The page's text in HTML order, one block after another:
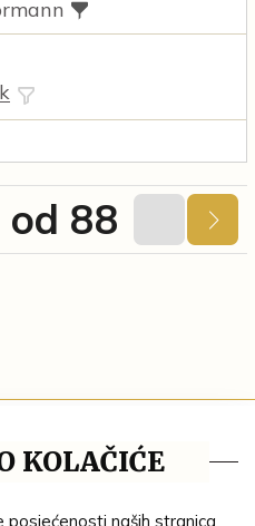
88
KOLAČIĆE
posjećenosti naših stranica